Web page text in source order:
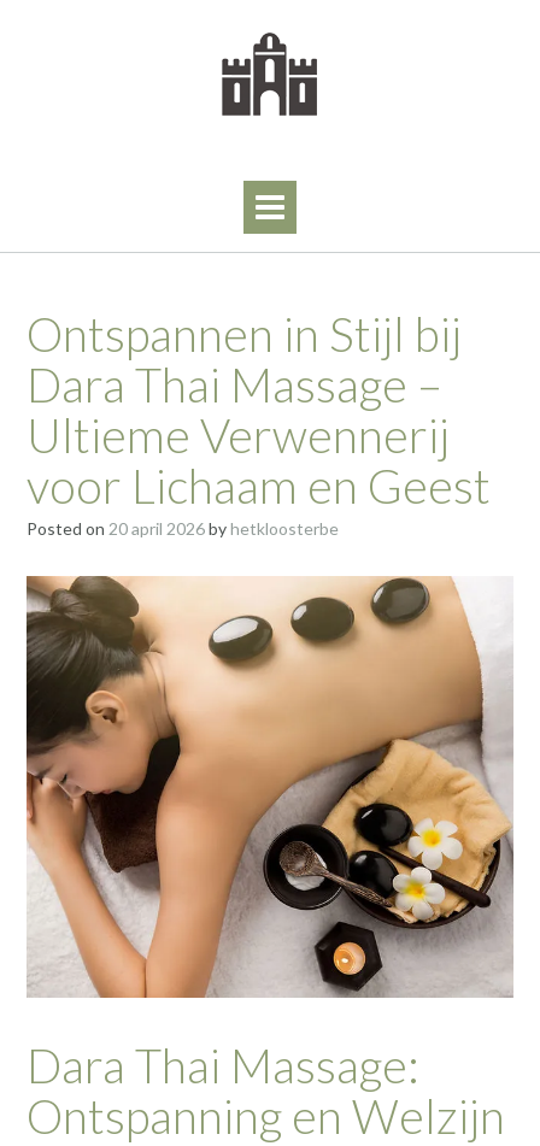
Ontspannen in Stijl bij
Dara Thai Massage –
Ultieme Verwennerij
voor Lichaam en Geest
Posted on 20 april 2026byhetkloosterbe
Dara Thai Massage:
Ontspanning en Welzijn